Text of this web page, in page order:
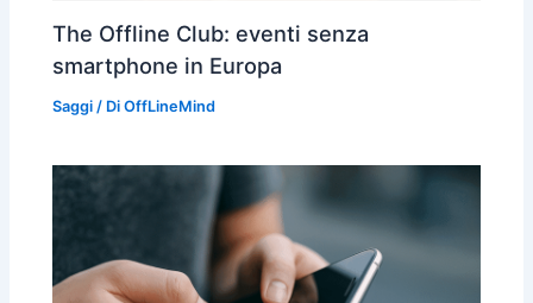
The Offline Club: eventi senza
smartphone in Europa
Saggi / DiOffLineMind